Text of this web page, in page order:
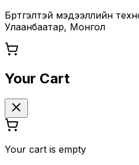
Бүртгэлтэй мэдээллийн
Улаанбаатар, Монгол
Your Cart
Your cart is empty